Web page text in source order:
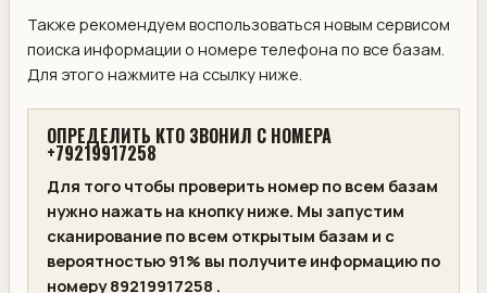
Также рекомендуем воспользоваться новым сервисом
поиска информации о номере телефона по все базам.
Для этого нажмите на ссылку ниже.
ОПРЕДЕЛИТЬ КТО ЗВОНИЛ С НОМЕРА
+79219917258
Для того чтобы проверить номер по всем базам
нужно нажать на кнопку ниже. Мы запустим
сканирование по всем открытым базам и с
вероятностью 91% вы получите информацию по
номеру 89219917258 .